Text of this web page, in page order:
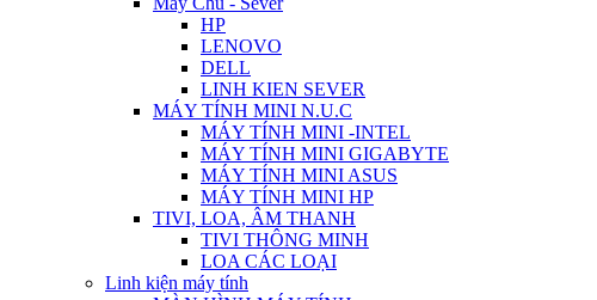
HP
LENOVO
DELL
LINH KIEN SEVER
MÁY TÍNH MINI N.U.C
MÁY TÍNH MINI -INTEL
MÁY TÍNH MINI GIGABYTE
MÁY TÍNH MINI ASUS
MÁY TÍNH MINI HP
TIVI, LOA, ÂM THANH
TIVI THÔNG MINH
LOA CÁC LOẠI
Linh kiện máy tính